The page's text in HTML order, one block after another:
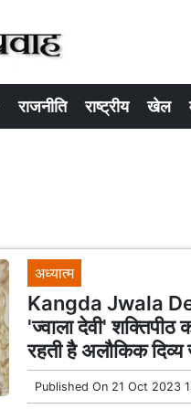
राजनीति राष्ट्रीय खेल
अध्यात्म
Kangda Jwala
'ज्वाला देवी' शक्तिपीठ
रहती है अलौकिक दिव्य
Published On 21 Oct 2023